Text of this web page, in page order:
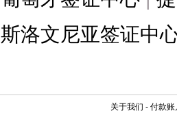
斯洛文尼亚签证中
关于我们 - 付款账